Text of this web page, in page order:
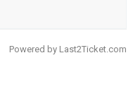
Powered by Last2Ticket.com